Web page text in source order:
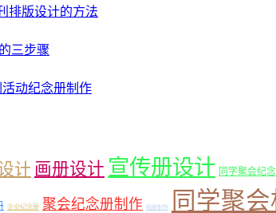
排版设计的方法
三步骤
动纪念册制作
计 画册设计 宣传册设计 同学聚会纪
企业纪念册 聚会纪念册制作 相册制作 同学聚